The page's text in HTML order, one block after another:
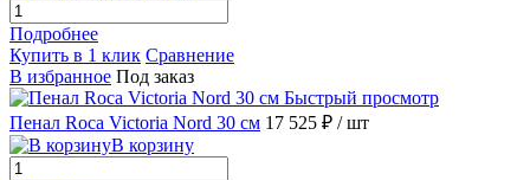
Подробнее
Купить в 1 клик Сравнение
В избранное Под заказ
Быстрый просмотр
Пенал Roca Victoria Nord 30 см 17 525 ₽ / шт
В корзину